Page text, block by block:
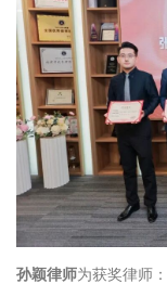
孙颖律师为获奖律师：